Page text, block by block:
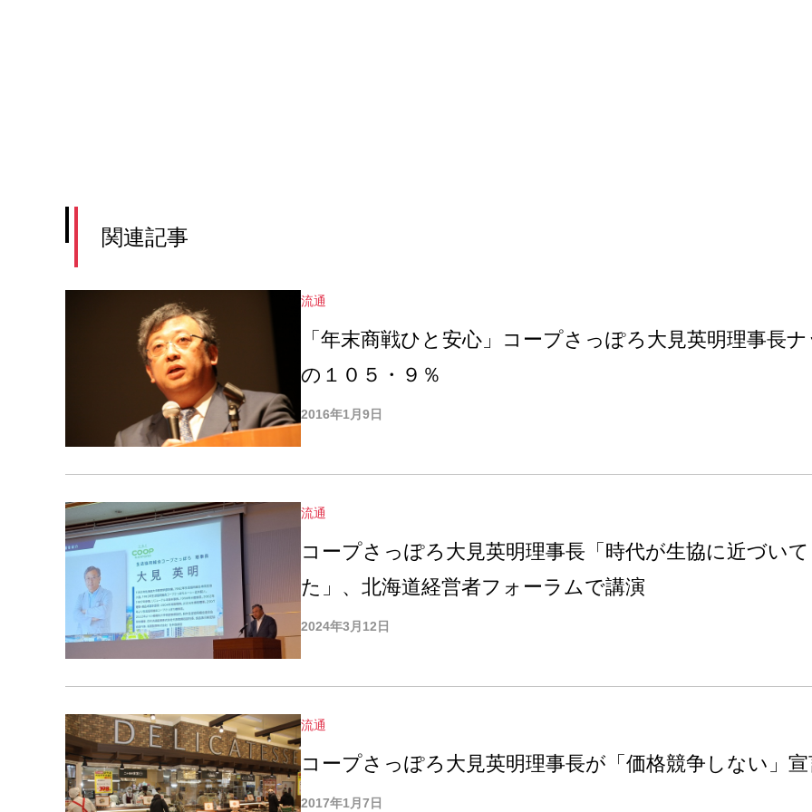
関連記事
流通
「年末商戦ひと安心」コープさっぽろ大見英明理事長
の１０５・９％
2016年1月9日
流通
コープさっぽろ大見英明理事長「時代が生協に近づい
た」、北海道経営者フォーラムで講演
2024年3月12日
流通
コープさっぽろ大見英明理事長が「価格競争しない」
2017年1月7日